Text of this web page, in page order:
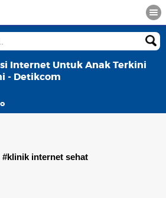
Internet Untuk Anak Terkini
- Detikcom
#klinik internet sehat